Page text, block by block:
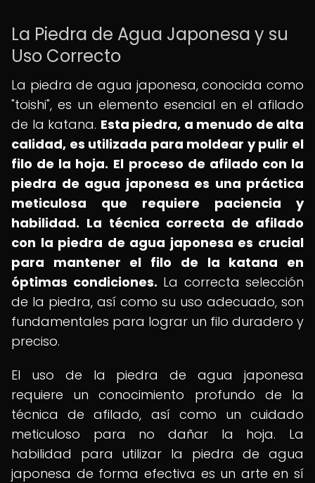
La Piedra de Agua Japonesa y su
Uso Correcto
La piedra de agua japonesa, conocida como
"toishi", es un elemento esencial en el afilado
de la katana. Esta piedra, a menudo de alta
calidad, es utilizada para moldear y pulir el
filo de la hoja. El proceso de afilado con la
piedra de agua japonesa es una práctica
meticulosa que requiere paciencia y
habilidad. La técnica correcta de afilado
con la piedra de agua japonesa es crucial
para mantener el filo de la katana en
óptimas condiciones. La correcta selección
de la piedra, así como su uso adecuado, son
fundamentales para lograr un filo duradero y
preciso.
El uso de la piedra de agua japonesa
requiere un conocimiento profundo de la
técnica de afilado, así como un cuidado
meticuloso para no dañar la hoja. La
habilidad para utilizar la piedra de agua
japonesa de forma efectiva es un arte en sí